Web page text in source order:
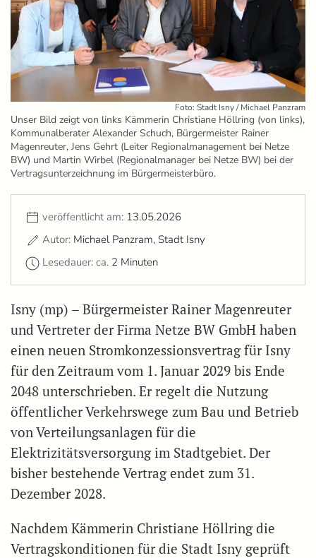
Foto: Stadt Isny / Michael Panzram
Unser Bild zeigt von links Kämmerin Christiane Höllring (von links),
Kommunalberater Alexander Schuch, Bürgermeister Rainer
Magenreuter, Jens Gehrt (Leiter Regionalmanagement bei Netze
BW) und Martin Wirbel (Regionalmanager bei Netze BW) bei der
Vertragsunterzeichnung im Bürgermeisterbüro.
veröffentlicht am: 13.05.2026
Autor: Michael Panzram, Stadt Isny
Lesedauer: ca. 2 Minuten
Isny (mp) – Bürgermeister Rainer Magenreuter
und Vertreter der Firma Netze BW GmbH haben
einen neuen Stromkonzessionsvertrag für Isny
für den Zeitraum vom 1. Januar 2029 bis Ende
2048 unterschrieben. Er regelt die Nutzung
öffentlicher Verkehrswege zum Bau und Betrieb
von Verteilungsanlagen für die
Elektrizitätsversorgung im Stadtgebiet. Der
bisher bestehende Vertrag endet zum 31.
Dezember 2028.
Nachdem Kämmerin Christiane Höllring die
Vertragskonditionen für die Stadt Isny geprüft